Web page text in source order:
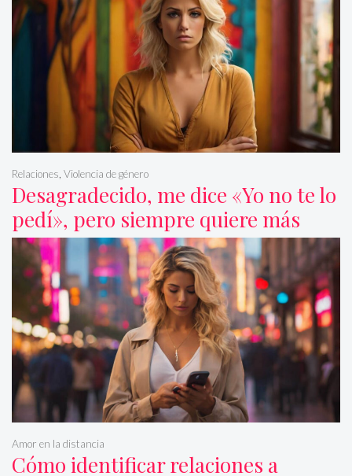
Desagradecido, me dice «Yo no te lo
pedí», pero siempre quiere más
Relaciones Violencia de género
Cómo identificar relaciones a
Amor en la distancia